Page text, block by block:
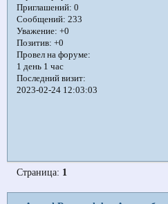
Приглашений: 0
Сообщений: 233
Уважение: +0
Позитив: +0
Провел на форуме:
1 день 1 час
Последний визит:
2023-02-24 12:03:03
Страница: 1